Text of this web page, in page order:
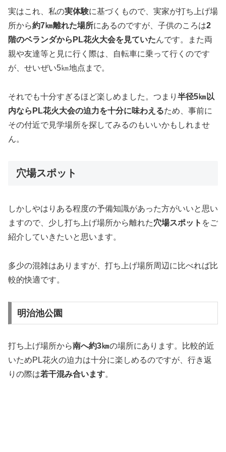
実はこれ、私の実体験に基づくもので、実家が打ち上げ場
所から約7㎞離れた場所にあるのですが、子供のころは2
階のベランダからPL花火大会を見ていたんです。また両
親や友達等と見に行く際は、自転車に乗って行くのです
が、せいぜい5㎞地点まで。
それでも十分すぎるほど楽しめました。つまり 半径5㎞以
内ならPL花火大会の迫力を十分に味わえるため、事前に
その付近で見学場所を探してみるのもいいかもしれませ
ん。
穴場スポット
しかしやはりある程度の予備知識があった方がいいと思い
ますので、少し打ち上げ場所から離れた穴場スポット をご
紹介していきたいと思います。
多少の混雑はありますが、打ち上げ場所周辺に比べれば比
較的快適です。
明治池公園
打ち上げ場所から南へ約3㎞の場所にあります。比較的近
いためPL花火の迫力は十分に楽しめるのですが、行き返
りの際は若干混み合います。